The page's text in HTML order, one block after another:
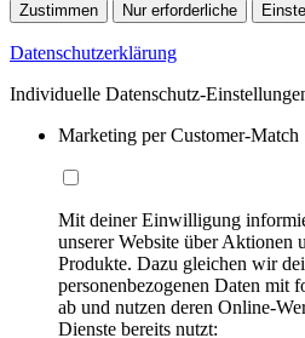
Zustimmen Nur erforderliche
Datenschutzerklärung
Individuelle Datenschutz-
Marketing per Customer-Match
Mit deiner Einwilligung
unserer Website über Aktionen
Produkte. Dazu gleichen wir
personenbezogenen Daten mit
ab und nutzen deren Online-
Dienste bereits nutzt: